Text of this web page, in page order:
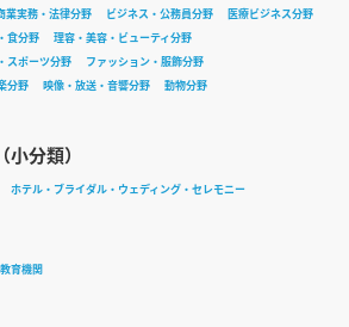
業実務・法律分野 ビジネス・公務員分野
医療ビジネス分野
食分野
理容・美容・ビューティ分野
スポーツ分野
ファッション・服飾分野
分野 映像・放送・音響分野
動物分野
分類）
ホテル・ブライダル・ウェディング・セレモニー
育機関